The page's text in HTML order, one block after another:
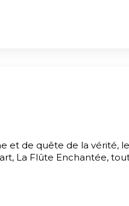
de quête de la vérité,
La Flûte Enchantée,